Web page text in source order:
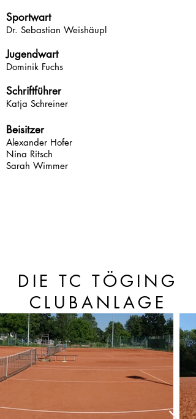
Sportwart
Dr. Sebastian Weishäupl
Jugendwart
Dominik Fuchs
Schriftführer
Katja Schreiner
Beisitzer
Alexander Hofer
Nina Ritsch
Sarah Wimmer
DIE TC TÖGING
CLUBANLAGE